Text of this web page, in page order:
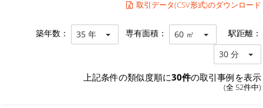
取引データ(CSV形式)のダウンロード
築年数： 35 年 専有面積： 60 ㎡ 駅距離：
30 分
上記条件の類似度順に30件の取引事例を表示
(全 52件中)